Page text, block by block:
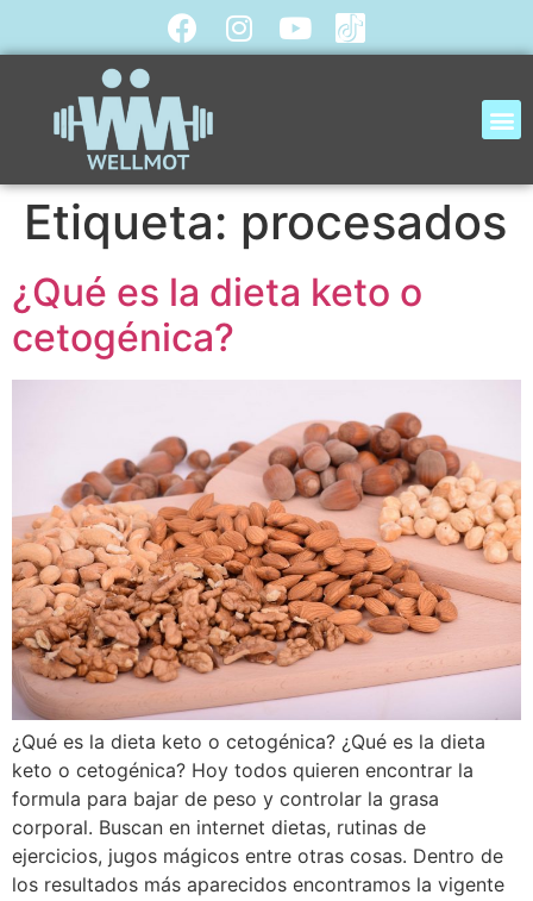
Etiqueta: procesados
¿Qué es la dieta keto o
cetogénica?
¿Qué es la dieta keto o cetogénica? ¿Qué es la dieta
keto o cetogénica? Hoy todos quieren encontrar la
formula para bajar de peso y controlar la grasa
corporal. Buscan en internet dietas, rutinas de
ejercicios, jugos mágicos entre otras cosas. Dentro de
los resultados más aparecidos encontramos la vigente